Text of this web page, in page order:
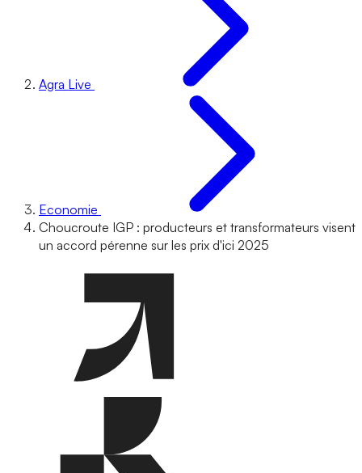
Agra Live
Economie
Choucroute IGP : producteurs et transformateurs visent
un accord pérenne sur les prix d'ici 2025